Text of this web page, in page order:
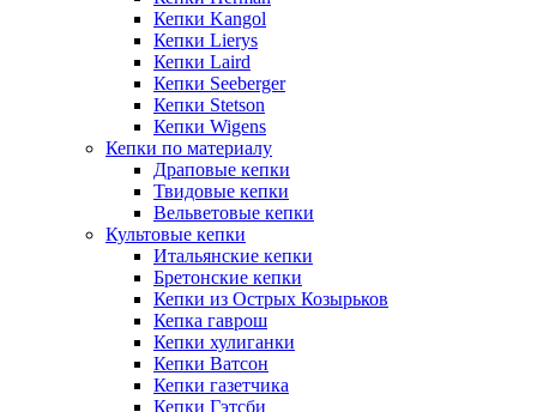
Кепки Kangol
Кепки Lierys
Кепки Laird
Кепки Seeberger
Кепки Stetson
Кепки Wigens
Кепки по материалу
Драповые кепки
Твидовые кепки
Вельветовые кепки
Культовые кепки
Итальянские кепки
Бретонские кепки
Кепки из Острых Козырьков
Кепка гаврош
Кепки хулиганки
Кепки Ватсон
Кепки газетчика
Кепки Гэтсби